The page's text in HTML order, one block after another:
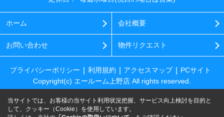
ホーム 会社概要
お問い合わせ 物件リクエスト
プライバシーポリシー 利用規約 アクセスマップ
PCサイト
Copyright(c) エールーム上野店 All rights reserved.
当サイトでは、お客様の当サイト利用状況把握、サービス向上検討を目的と
して、クッキー（Cookie）を使用しています。